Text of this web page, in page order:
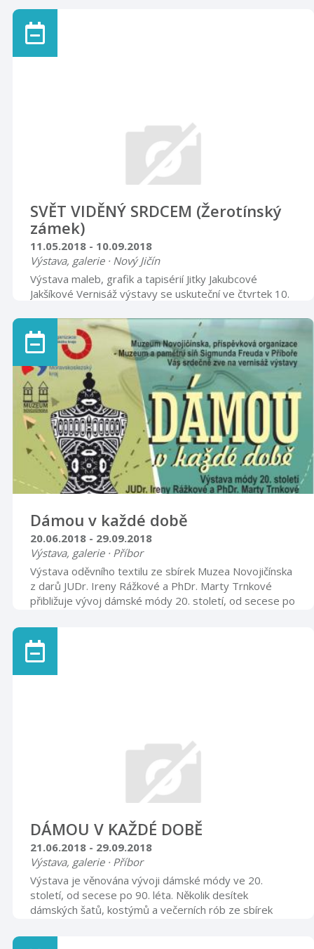
SVĚT VIDĚNÝ SRDCEM (Žerotínský
zámek)
11.05.2018 - 10.09.2018
Výstava, galerie · Nový Jičín
Výstava maleb, grafik a tapisérií Jitky Jakubcové
Jakšíkové Vernisáž výstavy se uskuteční ve čtvrtek 10.
Otevírací doba úterý – pátek 8.00 – 12.00 13.00 –
17.00 sobota, neděle, svátky 9.00 – 16.00
Dámou v každé době
20.06.2018 - 29.09.2018
Výstava, galerie · Příbor
Výstava oděvního textilu ze sbírek Muzea Novojičínska
z darů JUDr. Ireny Rážkové a PhDr. Marty Trnkové
přibližuje vývoj dámské módy 20. století, od secese po
šatů, kostýmů, večerních rob doplňují ukázky dobových
doplňků - klobouků, kabelek, rukavic, obuvi a šperků.
Návštěvníci budou moci nahlédnout do dámského
krejčovského salónu a seznámit se s prací návrhářek,
DÁMOU V KAŽDÉ DOBĚ
21.06.2018 - 29.09.2018
Výstava, galerie · Příbor
Výstava je věnována vývoji dámské módy ve 20.
století, od secese po 90. léta. Několik desítek
dámských šatů, kostýmů a večerních rób ze sbírek
(klobouky, kabelky, rukavice, obuv a šperky).